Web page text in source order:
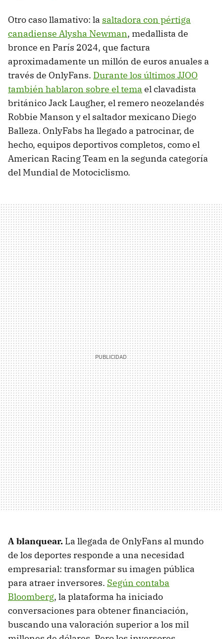
Otro caso llamativo: la saltadora con pértiga
canadiense Alysha Newman, medallista de
bronce en París 2024, que factura
aproximadamente un millón de euros anuales a
través de OnlyFans. Durante los últimos JJOO
también hablaron sobre el tema el clavadista
británico Jack Laugher, el remero neozelandés
Robbie Manson y el saltador mexicano Diego
Balleza. OnlyFabs ha llegado a patrocinar, de
hecho, equipos deportivos completos, como el
American Racing Team en la segunda categoría
del Mundial de Motociclismo.
A blanquear. La llegada de OnlyFans al mundo
de los deportes responde a una necesidad
empresarial: transformar su imagen pública
para atraer inversores. Según contaba
Bloomberg, la plataforma ha iniciado
conversaciones para obtener financiación,
buscando una valoración superior a los mil